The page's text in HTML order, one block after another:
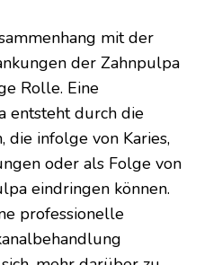
mit der
der Zahnpulpa
Rolle. Eine
entsteht durch die
die infolge von Karies,
oder als Folge von
eindringen können.
professionelle